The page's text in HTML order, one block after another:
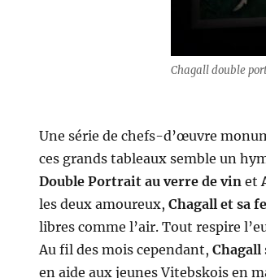
Chagall double
Une série de chefs-d’œuvre
ces grands tableaux semble un
Double Portrait au verre de vinet
les deux amoureux, Chagall et sa
libres comme l’air. Tout respire
Au fil des mois cependant, Chagall
en aide aux jeunes Vitebskois en